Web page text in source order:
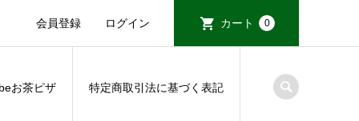
会員登録 ログイン カート 0
お茶ピザ 特定商取引法に基づく表記